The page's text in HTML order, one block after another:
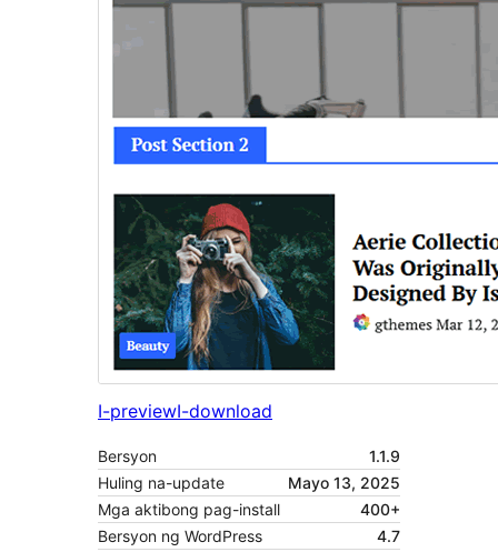
I-previewI-download
Bersyon
1.1.9
Huling na-update
Mayo 13, 2025
Mga aktibong pag-install
400+
Bersyon ng WordPress
4.7